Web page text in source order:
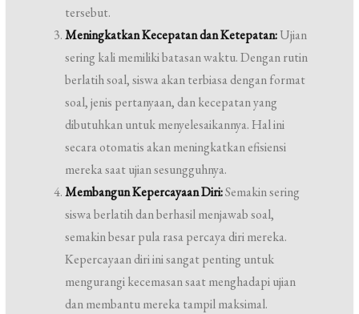
tersebut.
Meningkatkan Kecepatan dan Ketepatan:Ujian
sering kali memiliki batasan waktu. Dengan rutin
berlatih soal, siswa akan terbiasa dengan format
soal, jenis pertanyaan, dan kecepatan yang
dibutuhkan untuk menyelesaikannya. Hal ini
secara otomatis akan meningkatkan efisiensi
mereka saat ujian sesungguhnya.
Membangun Kepercayaan Diri:Semakin sering
siswa berlatih dan berhasil menjawab soal,
semakin besar pula rasa percaya diri mereka.
Kepercayaan diri ini sangat penting untuk
mengurangi kecemasan saat menghadapi ujian
dan membantu mereka tampil maksimal.